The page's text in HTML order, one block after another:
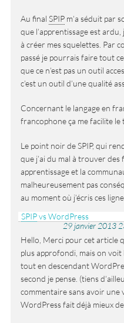
Au final SPIPm’a séduit par
que l’apprentissage est
à créer mes squelettes. Par
passé je pourrais faire tout
que ce n’est pas un outil
c’est un outil d’une qualité
Concernant le langage en
francophone ça me facilite le
Le point noir de SPIP, qui
que j’ai du mal à trouver des
apprentissage et la
malheureusement pas
au moment où j’écris ces
SPIPvs WordPress
29 janvier 2013
Hello, Merci pour cet article
plus approfondi, mais on
tout en descendant
second je pense. (tiens
commentaire sans avoir une
WordPress fait déjà mieux